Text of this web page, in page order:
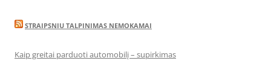
STRAIPSNIU TALPINIMAS NEMOKAMAI
Kaip greitai parduoti automobilį – supirkimas